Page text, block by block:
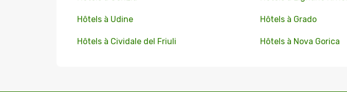
Hôtels à Udine Hôtels à Grado
Hôtels à Cividale del Friuli Hôtels à Nova Gorica